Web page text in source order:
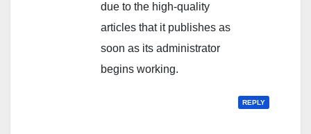
due to the high-quality
articles that it publishes as
soon as its administrator
begins working.
REPLY